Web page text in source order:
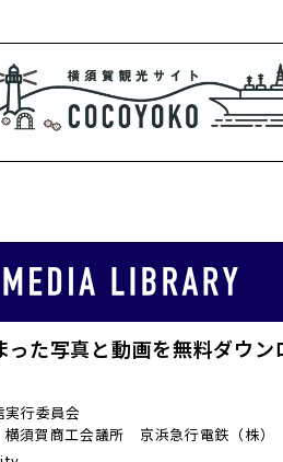
った写真と動画を無料ダウン
行委員会
須賀商工会議所 京浜急行電鉄（株）